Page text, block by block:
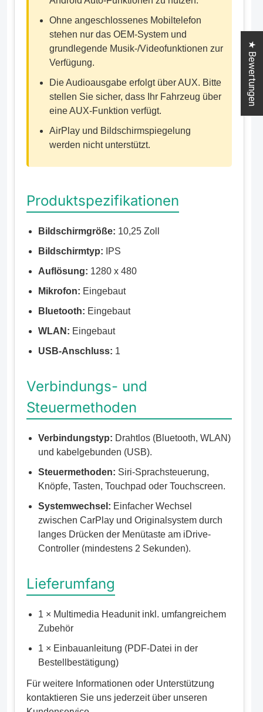
Ohne angeschlossenes Mobiltelefon
stehen nur das OEM-System und
grundlegende Musik-/Videofunktionen zur
Verfügung.
Die Audioausgabe erfolgt über AUX. Bitte
stellen Sie sicher, dass Ihr Fahrzeug über
eine AUX-Funktion verfügt.
AirPlay und Bildschirmspiegelung
werden nicht unterstützt.
Produktspezifikationen
Bildschirmgröße: 10,25 Zoll
Bildschirmtyp: IPS
Auflösung: 1280 x 480
Mikrofon: Eingebaut
Bluetooth: Eingebaut
WLAN: Eingebaut
USB-Anschluss: 1
Verbindungs- und
Steuermethoden
Verbindungstyp: Drahtlos (Bluetooth, WLAN)
und kabelgebunden (USB).
Steuermethoden: Siri-Sprachsteuerung,
Knöpfe, Tasten, Touchpad oder Touchscreen.
Systemwechsel: Einfacher Wechsel
zwischen CarPlay und Originalsystem durch
langes Drücken der Menütaste am iDrive-
Controller (mindestens 2 Sekunden).
Lieferumfang
1 × Multimedia Headunit inkl. umfangreichem
Zubehör
1 × Einbauanleitung (PDF-Datei in der
Bestellbestätigung)
Für weitere Informationen oder Unterstützung
kontaktieren Sie uns jederzeit über unseren
★ Bewertungen